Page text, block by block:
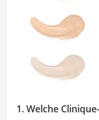
1. Welche